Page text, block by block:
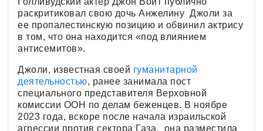
раскритиковал свою дочь Анжелину Джоли за
ее пропалестинскую позицию и обвинил актрису
в том, что она находится «под влиянием
антисемитов».
Джоли, известная своей гуманитарной
деятельностью, ранее занимала пост
специального представителя Верховной
комиссии ООН по делам беженцев. В ноябре
2023 года, вскоре после начала израильской
агрессии против сектора Газа, она разместила